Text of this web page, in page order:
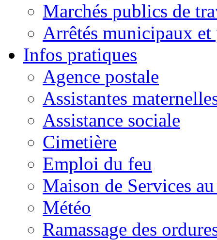
Marchés publics de
Arrêtés municipaux et
Infos pratiques
Agence postale
Assistantes
Assistance sociale
Cimetière
Emploi du feu
Maison de Services
Météo
Ramassage des